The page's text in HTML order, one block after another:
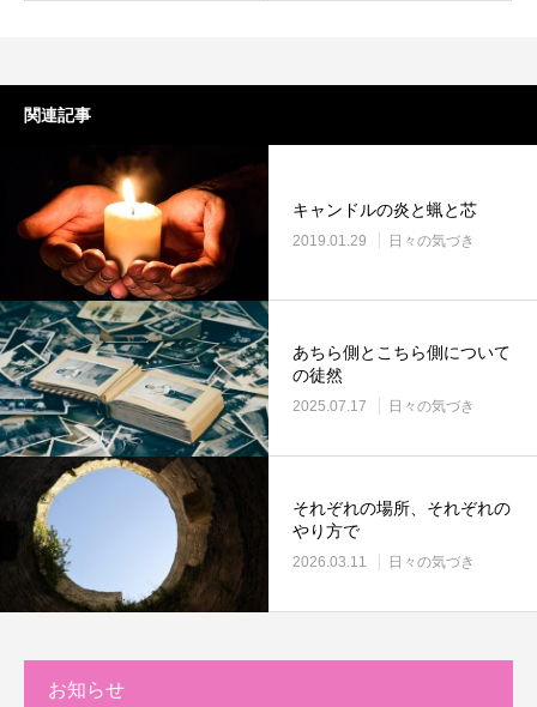
関連記事
キャンドルの炎と蝋と芯
2019.01.29 日々の気づき
あちら側とこちら側について
の徒然
2025.07.17 日々の気づき
それぞれの場所、それぞれの
やり方で
2026.03.11 日々の気づき
お知らせ